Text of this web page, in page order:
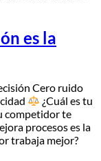
es la
Cero ruido
¿Cuál es tu
competidor te
procesos es la
trabaja mejor?